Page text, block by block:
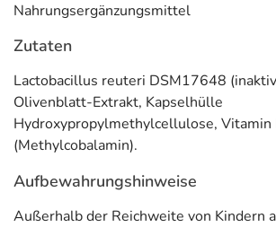
Nahrungsergänzungsmittel
Zutaten
Lactobacillus reuteri DSM17648
Olivenblatt-Extrakt, Kapselhülle
Hydroxypropylmethylcellulose, Vitamin
(Methylcobalamin).
Aufbewahrungshinweise
Außerhalb der Reichweite von Kindern